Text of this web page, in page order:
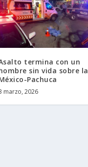
termina con un
sin vida sobre la
Pachuca
marzo, 2026